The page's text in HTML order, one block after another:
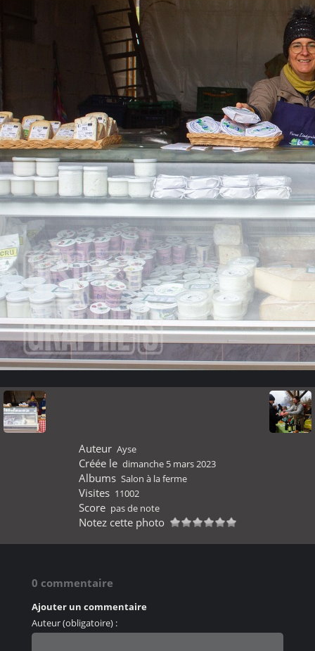
Auteur Ayse
Créée le dimanche 5 mars 2023
Albums Salon à la ferme
Visites 11002
Score pas de note
Notez cette photo
0 commentaire
Ajouter un commentaire
Auteur (obligatoire) :